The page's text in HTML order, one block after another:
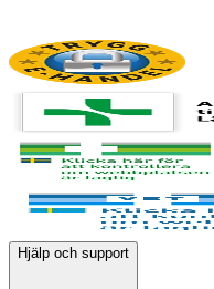
Hjälp och support